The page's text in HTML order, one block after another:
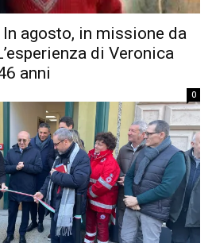
In agosto, in missione da
di Veronica
anni
0